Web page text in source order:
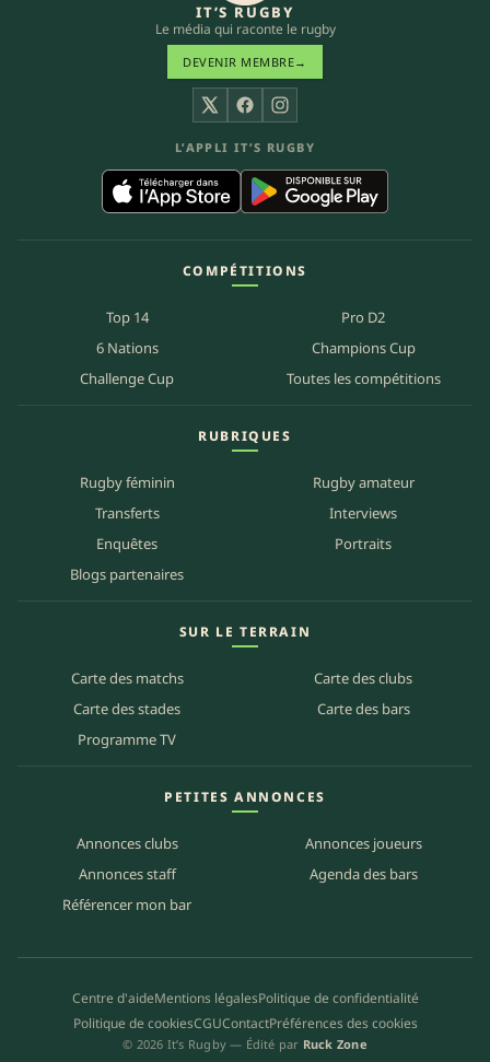
IT’S RUGBY
Le média qui raconte le rugby
DEVENIR MEMBRE→
X FacebookInstagram
L’APPLI IT’S RUGBY
COMPÉTITIONS
Top 14
Pro D2
6 Nations
Champions Cup
Challenge Cup
Toutes les compétitions
RUBRIQUES
Rugby féminin
Rugby amateur
Transferts
Interviews
Enquêtes
Portraits
Blogs partenaires
SUR LE TERRAIN
Carte des matchs
Carte des clubs
Carte des stades
Carte des bars
Programme TV
PETITES ANNONCES
Annonces clubs
Annonces joueurs
Annonces staff
Agenda des bars
Référencer mon bar
Centre d'aideMentions légalesPolitique de confidentialité
Politique de cookiesCGUContactPréférences des cookies
© 2026 It’s Rugby — Édité par Ruck Zone